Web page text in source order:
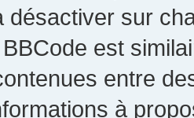
désactiver sur
est
entre
à